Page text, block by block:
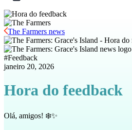
The Farmers news
#Feedback
janeiro 20, 2026
Hora do feedback
Olá, amigos! ❄️✨